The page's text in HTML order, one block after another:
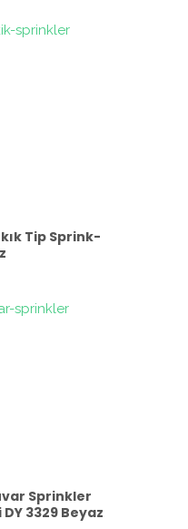
Tip Sprink-
Sprinkler
3329 Beyaz